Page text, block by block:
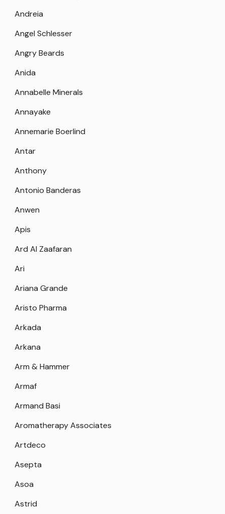
Andreia
Angel Schlesser
Angry Beards
Anida
Annabelle Minerals
Annayake
Annemarie Boerlind
Antar
Anthony
Antonio Banderas
Anwen
Apis
Ard Al Zaafaran
Ari
Ariana Grande
Aristo Pharma
Arkada
Arkana
Arm & Hammer
Armaf
Armand Basi
Aromatherapy Associates
Artdeco
Asepta
Asoa
Astrid